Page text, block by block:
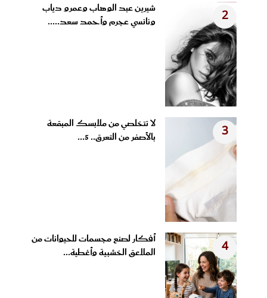
2
شيرين عبد الوهاب وعمرو دياب
ونانسي عجرم وأحمد سعد.....
3
لا تتخلصي من ملابسك المبقعة
بالأصفر من التعرق.. 5...
4
أفكار لصنع مجسمات للحيوانات من
الملاعق الخشبية وأغطية...